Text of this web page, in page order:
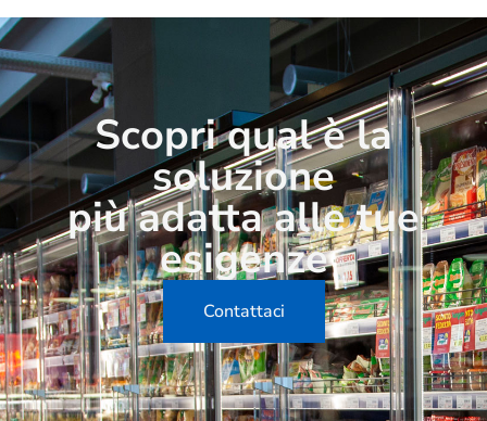
Scopri qual è la
soluzione
più adatta alle tue
esigenze
Contattaci